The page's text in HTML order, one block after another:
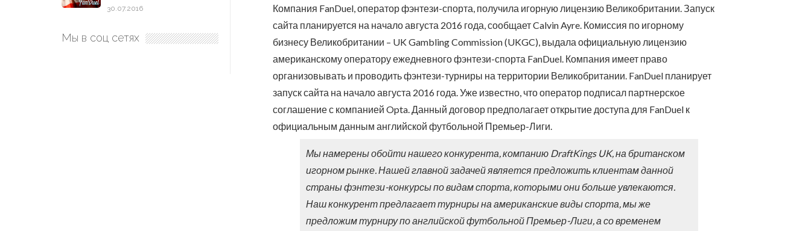
Компания FanDuel, оператор фэнтези-спорта, получила игорную лицензию Великобритании. Запуск
сайта планируется на начало августа 2016 года, сообщает Calvin Ayre. Комиссия по игорному
бизнесу Великобритании – UK Gambling Commission (UKGC), выдала официальную лицензию
американскому оператору ежедневного фэнтези-спорта FanDuel. Компания имеет право
организовывать и проводить фэнтези-турниры на территории Великобритании. FanDuel планирует
запуск сайта на начало августа 2016 года. Уже известно, что оператор подписал партнерское
соглашение с компанией Opta. Данный договор предполагает открытие доступа для FanDuel к
официальным данным английской футбольной Премьер-Лиги.
Мы намерены обойти нашего конкурента, компанию DraftKings UK, на британском
игорном рынке. Нашей главной задачей является предложить клиентам данной
страны фэнтези-конкурсы по видам спорта, которыми они больше увлекаются.
Наш конкурент предлагает турниры на американские виды спорта, мы же
предложим турниру по английской футбольной Премьер-Лиги, а со временем
30.07.2016
Мы в соц сетях